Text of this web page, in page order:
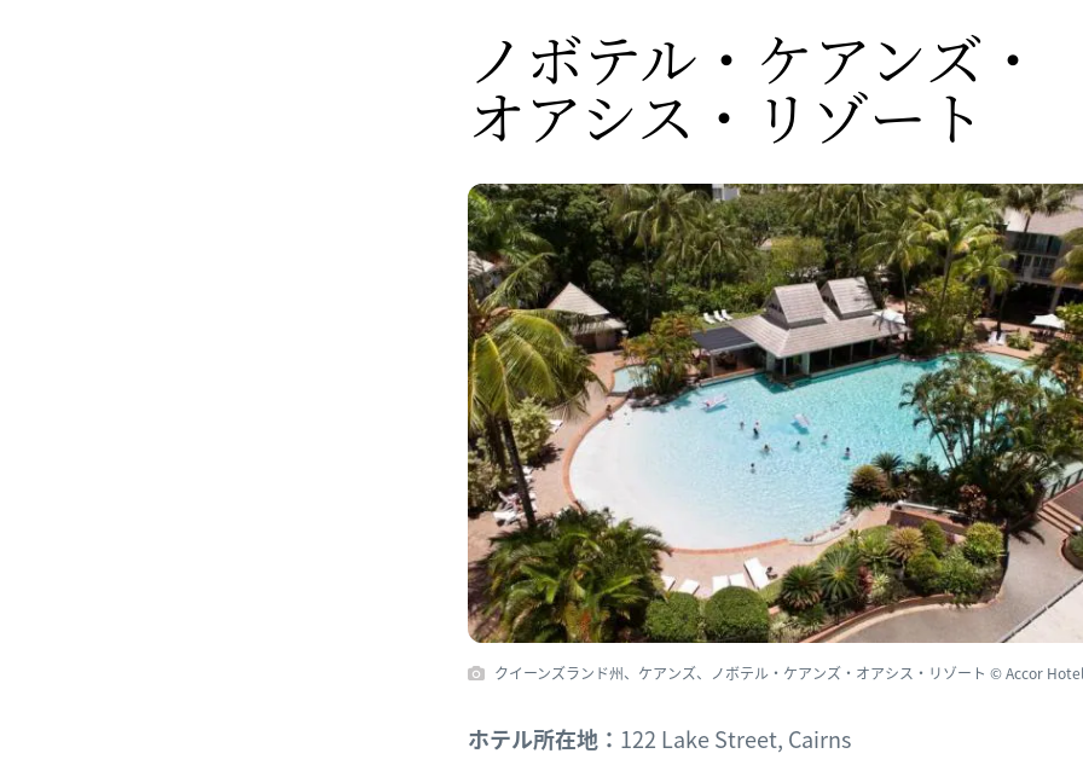
ノボテル・ケアンズ・
オアシス・リゾート
クイーンズランド州、ケアンズ、ノボテル・ケアンズ・オアシス・リゾート © Accor
ホテル所在地： 122 Lake Street, Cairns